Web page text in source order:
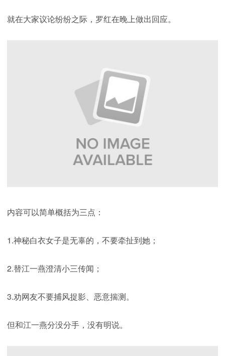
就在大家议论纷纷之际，罗红在晚上做出回应。
内容可以简单概括为三点：
1.神秘白衣女子是无辜的，不要牵扯到她；
2.替江一燕澄清小三传闻；
3.劝网友不要捕风捉影、恶意揣测。
但和江一燕分没分手，没有明说。